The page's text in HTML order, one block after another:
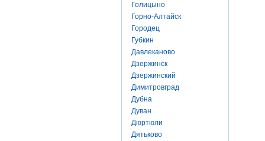
Голицыно
Горно-Алтайск
Городец
Губкин
Давлеканово
Дзержинск
Дзержинский
Димитровград
Дубна
Дуван
Дюртюли
Дятьково